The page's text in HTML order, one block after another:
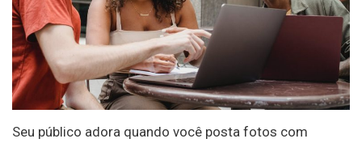
Seu público adora quando você posta fotos com